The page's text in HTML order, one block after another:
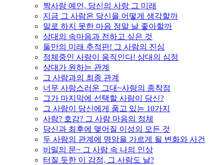
짝사랑 예언, 당신의 사랑 그 미래
지금 그 사람은 당신을 어떻게 생각할까
말로 하지 못한 마음 정말 날 좋아할까
상대의 속마음과 전하고 싶은 것
둘만의 미래 추적판! 그 사람의 진심
정체중인 사랑이 움직인다! 상대의 심정
상대가 원하는 관계
그 사람과의 최종 관계
너무 사랑스러운 그대~사랑의 종착점
그가 마지막에 선택할 사람이 당신?
그 사람이 당신에게 품고 있는 10가지
사랑? 호감? 그 사람 마음의 정체
당신과 최후에 맺어질 이성의 모든 것
두 사람의 관계에 명암을 가르게 될 변화와 사건
비밀의 문~ 그 사람 속 나의 인상
터질 듯한 이 감정, 그 사람도 날?